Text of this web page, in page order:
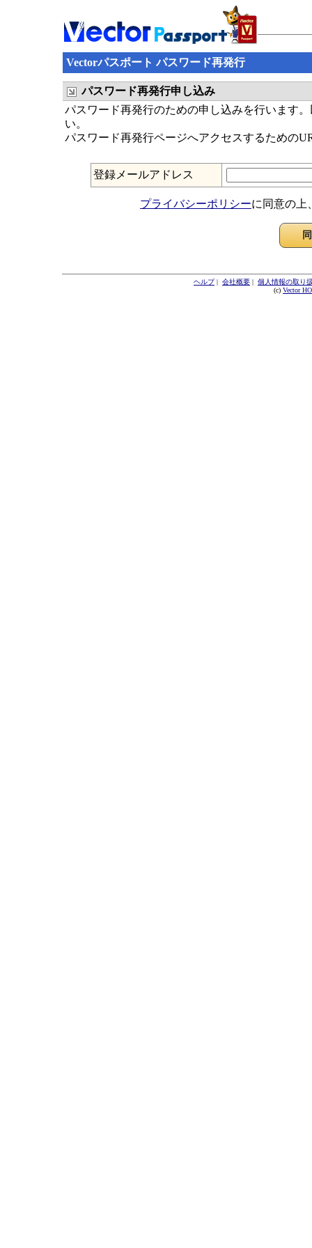
Vectorパスポート パスワード再発行
パスワード再発行申し込み
パスワード再発行のための申し込みを行います
い。
パスワード再発行ページへアクセスするための
登録メールアドレス
プライバシーポリシーに同意の上
ヘルプ| 会社概要 | 個人情報の取り
(c) Vector